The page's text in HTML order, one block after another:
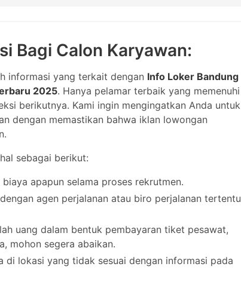
Bagi Calon Karyawan:
informasi yang terkait dengan Info Loker Bandung
2025. Hanya pelamar terbaik yang memenuhi
berikutnya. Kami ingin mengingatkan Anda untuk
dengan memastikan bahwa iklan lowongan
sebagai berikut:
apapun selama proses rekrutmen.
agen perjalanan atau biro perjalanan tertentu
uang dalam bentuk pembayaran tiket pesawat,
mohon segera abaikan.
di lokasi yang tidak sesuai dengan informasi pada